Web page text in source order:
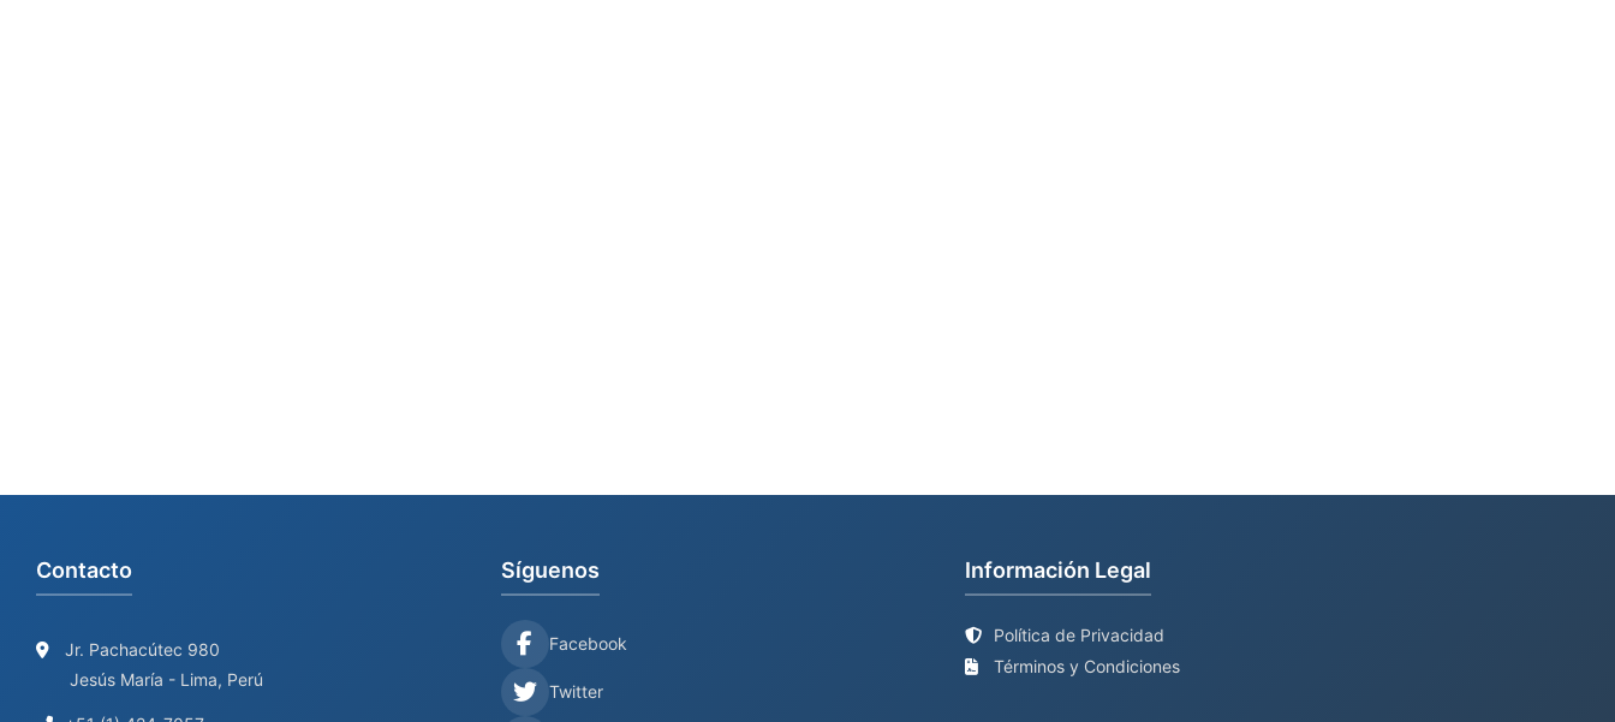
Contacto
Jr. Pachacútec 980
Jesús María - Lima, Perú
Síguenos
Facebook
Twitter
Información Legal
Política de Privacidad
Términos y Condiciones